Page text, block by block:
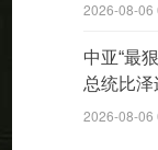
2026-08-06
中亚“最
总统比
2026-08-06